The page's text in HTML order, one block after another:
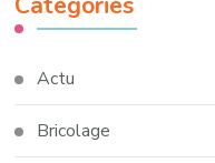
Actu
Bricolage